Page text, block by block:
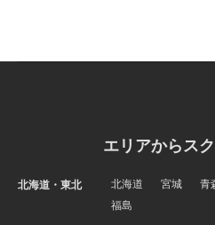
エリアからス
北海道・東北 北海道 宮城 青
福島